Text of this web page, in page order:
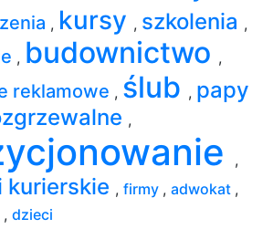
, kursy , szkolenia ,
, budownictwo ,
reklamowe , ślub , papy
,
,
kurierskie , firmy , adwokat ,
, dzieci